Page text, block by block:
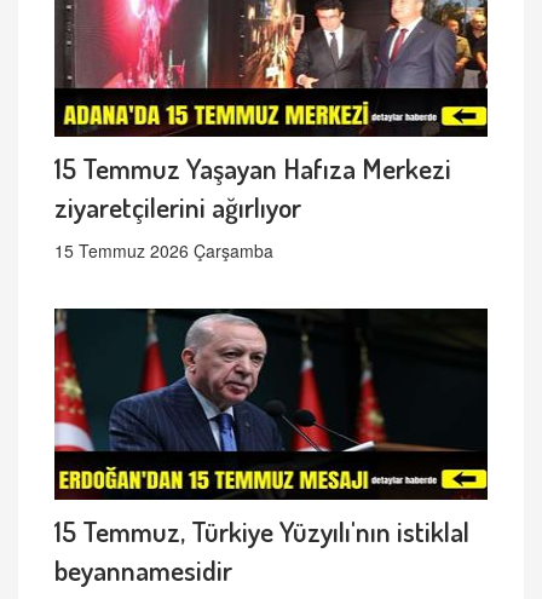
15 Temmuz Yaşayan Hafıza Merkezi
ziyaretçilerini ağırlıyor
15 Temmuz 2026 Çarşamba
15 Temmuz, Türkiye Yüzyılı'nın istiklal
beyannamesidir